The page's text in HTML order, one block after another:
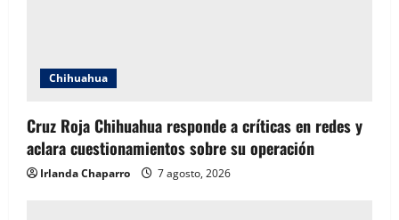
Chihuahua
Cruz Roja Chihuahua responde a críticas en redes y
aclara cuestionamientos sobre su operación
Irlanda Chaparro 7 agosto, 2026